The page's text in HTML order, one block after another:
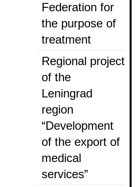
Federation for
the purpose of
treatment
Regional project
of the
Leningrad
region
“Development
of the export of
medical
services”